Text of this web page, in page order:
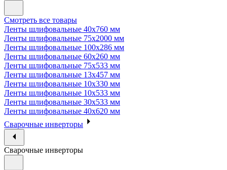
Смотреть все товары
Ленты шлифовальные 40х760 мм
Ленты шлифовальные 75х2000 мм
Ленты шлифовальные 100х286 мм
Ленты шлифовальные 60х260 мм
Ленты шлифовальные 75х533 мм
Ленты шлифовальные 13х457 мм
Ленты шлифовальные 10х330 мм
Ленты шлифовальные 10х533 мм
Ленты шлифовальные 30х533 мм
Ленты шлифовальные 40х620 мм
Сварочные инверторы
Сварочные инверторы